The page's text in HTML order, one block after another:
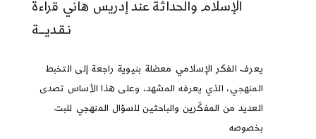
الإسلام والحداثة عند إدريس هاني قراءة
نـقـديـــة
يعرف الفكر الإسلامي معضلة بنيوية راجعة إلى التخبط
المنهجي، الذي يعرفه المشهد، وعلى هذا الأساس تصدى
العديد من المفكّرين والباحثين للسؤال المنهجي للبت
بخصوصه